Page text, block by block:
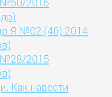
Я №02 (46) 2014
№28/2015
Как навести